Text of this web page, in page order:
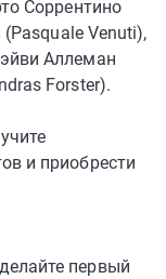
Соррентино
Venuti),
Аллеман
Forster).
и приобрести
первый